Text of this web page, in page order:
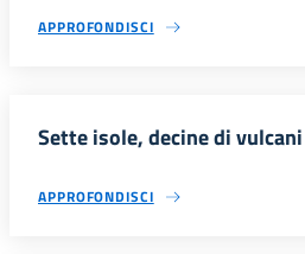
APPROFONDISCI
Sette isole, decine di vulcani
APPROFONDISCI